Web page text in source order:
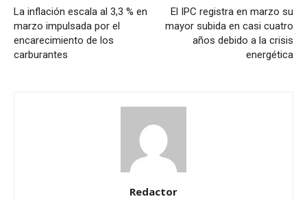
La inflación escala al 3,3 % en
marzo impulsada por el
encarecimiento de los
carburantes
El IPC registra en marzo su
mayor subida en casi cuatro
años debido a la crisis
energética
Redactor